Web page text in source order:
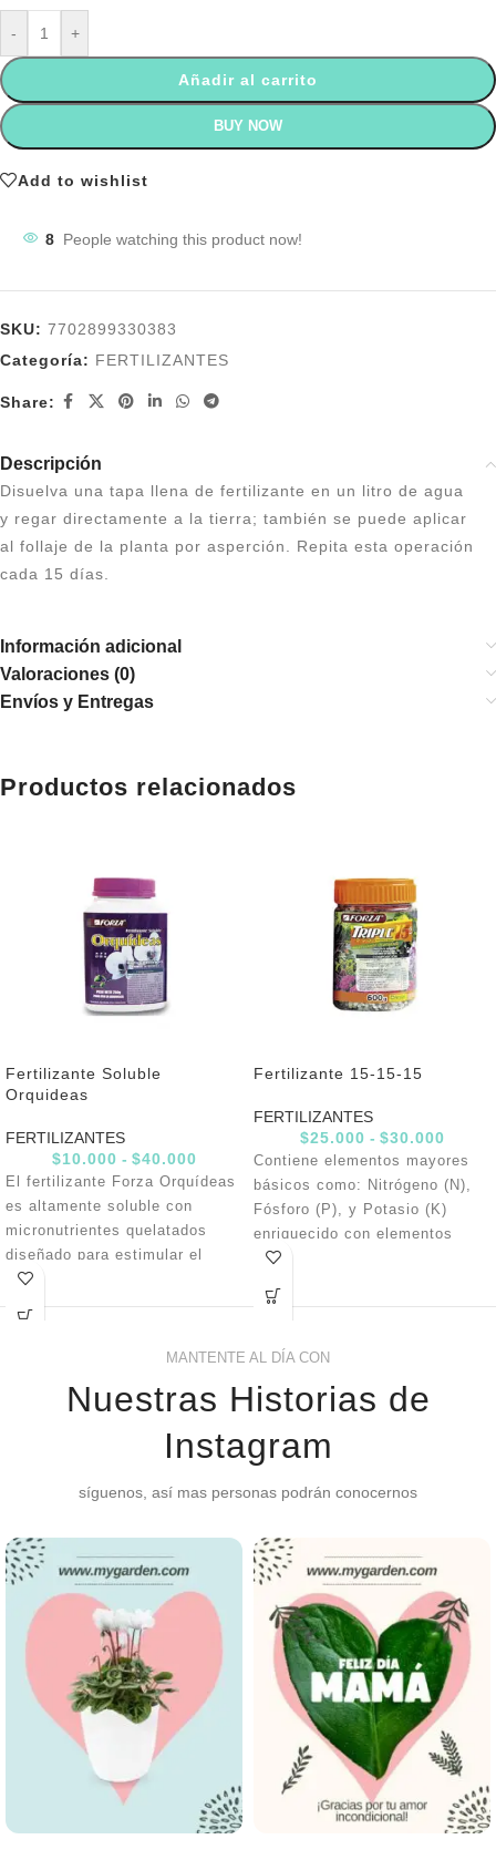
- +
Añadir al carrito
BUY NOW
Add to wishlist
8 People watching this product now!
SKU: 7702899330383
Categoría: FERTILIZANTES
Share:
Descripción
Disuelva una tapa llena de fertilizante en un litro de agua
y regar directamente a la tierra; también se puede aplicar
al follaje de la planta por asperción. Repita esta operación
cada 15 días.
Información adicional
Valoraciones (0)
Envíos y Entregas
Productos relacionados
Fertilizante Soluble
Orquideas
FERTILIZANTES
$10.000 - $40.000
El fertilizante Forza Orquídeas
es altamente soluble con
micronutrientes quelatados
diseñado para estimular el
ﬂorecimiento, la vivacidad de
los colores y la belleza
variedades de orquídeas.
Fertilizante 15-15-15
FERTILIZANTES
$25.000 - $30.000
Contiene elementos mayores
básicos como: Nitrógeno (N),
Fósforo (P), y Potasio (K)
enriquecido con elementos
menores para una nutrición
plantas.
MANTENTE AL DÍA CON
Nuestras Historias de
Instagram
síguenos, así mas personas podrán conocernos